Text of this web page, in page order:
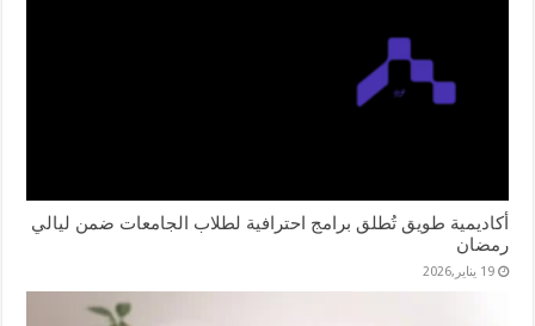
أكاديمية طويق تُطلق برامج احترافية لطلاب الجامعات ضمن ليالي
رمضان
19 يناير,2026